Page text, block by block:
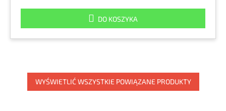
DO KOSZYKA
WYŚWIETLIĆ WSZYSTKIE POWIĄZANE PRODUKTY